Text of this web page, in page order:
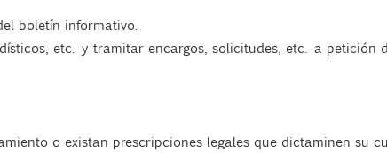
boletín informativo.
etc. y tramitar encargos, solicitudes, etc. a petición
o existan prescripciones legales que dictaminen su